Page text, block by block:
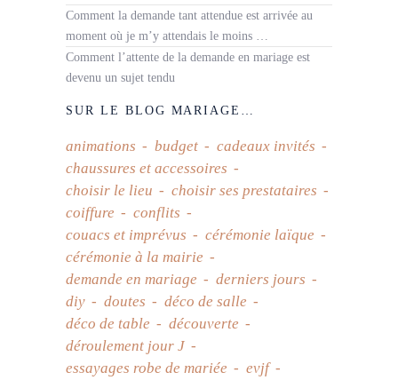
Comment la demande tant attendue est arrivée au
moment où je m’y attendais le moins …
Comment l’attente de la demande en mariage est
devenu un sujet tendu
SUR LE BLOG MARIAGE…
animations budget
cadeaux invités
chaussures et accessoires
choisir le lieu
choisir ses prestataires
coiffure
conflits
couacs et imprévus
cérémonie laïque
cérémonie à la mairie
demande en mariage
derniers jours
diy
doutes
déco de salle
déco de table
découverte
déroulement jour J
essayages robe de mariée
evjf